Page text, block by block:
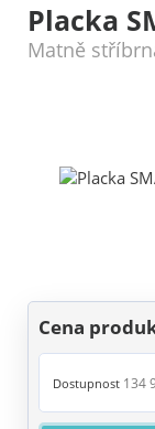
Placka
Matně
Cena
Dostupnost 134